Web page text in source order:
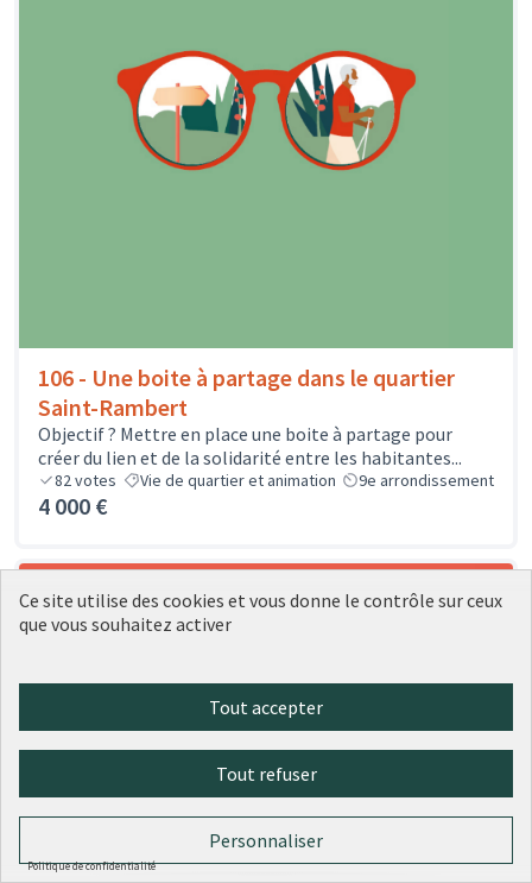
106 - Une boite à partage dans le quartier
Saint-Rambert
Objectif ? Mettre en place une boite à partage pour
créer du lien et de la solidarité entre les habitantes...
82votes Vie de quartier et animation 9e arrondissement
4 000 €
Ce site utilise des cookies et vous donne le contrôle sur ceux
que vous souhaitez activer
Tout accepter
Tout refuser
Personnaliser
Politique de confidentialité